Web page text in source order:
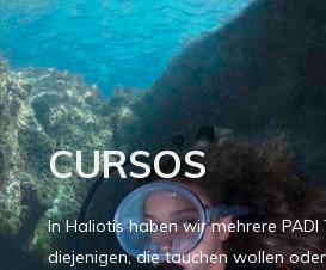
CURSOS
In Haliotis haben wir mehrere PADI
diejenigen, die tauchen wollen